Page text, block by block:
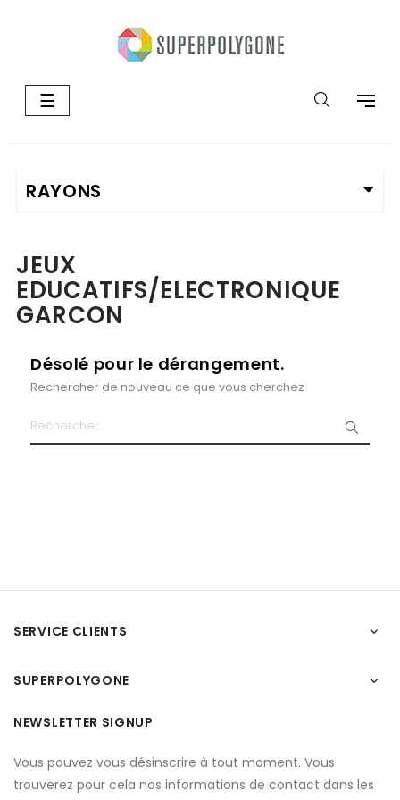
Basculer
la
☰
JEUX
EDUCATIFS/ELECTRONIQUE
GARCON
Désolé pour le dérangement.
Rechercher de nouveau ce que vous cherchez
SERVICE CLIENTS 
SUPERPOLYGONE 
NEWSLETTER SIGNUP
Vous pouvez vous désinscrire à tout moment. Vous
trouverez pour cela nos informations de contact dans les